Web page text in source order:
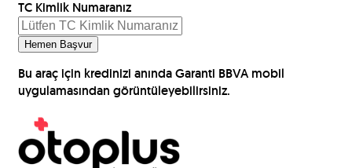
TC Kimlik Numaranız
Hemen Başvur
Bu araç için kredinizi anında Garanti BBVA mobil
uygulamasından görüntüleyebilirsiniz.